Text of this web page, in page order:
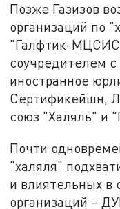
Позже Газизов
организаций по
"Галфтик-МЦСИС
соучредителем
иностранное
Сертификейшн,
союз "Халяль" и
Почти
"халяля"
и влиятельных в
организаций –